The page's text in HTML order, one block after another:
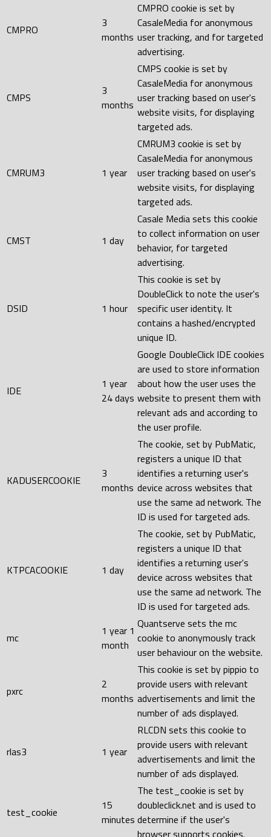
CMPRO
3
months
CMPRO cookie is set by
CasaleMedia for anonymous
user tracking, and for targeted
advertising.
CMPS
3
months
CMPS cookie is set by
CasaleMedia for anonymous
user tracking based on user's
website visits, for displaying
targeted ads.
CMRUM3 1 year
CMRUM3 cookie is set by
CasaleMedia for anonymous
user tracking based on user's
website visits, for displaying
targeted ads.
CMST 1 day
Casale Media sets this cookie
to collect information on user
behavior, for targeted
advertising.
DSID 1 hour
This cookie is set by
DoubleClick to note the user's
specific user identity. It
contains a hashed/encrypted
unique ID.
IDE
1 year
24 days
Google DoubleClick IDE cookies
are used to store information
about how the user uses the
website to present them with
relevant ads and according to
the user profile.
KADUSERCOOKIE
3
months
The cookie, set by PubMatic,
registers a unique ID that
identifies a returning user's
device across websites that
use the same ad network. The
ID is used for targeted ads.
KTPCACOOKIE 1 day
The cookie, set by PubMatic,
registers a unique ID that
identifies a returning user's
device across websites that
use the same ad network. The
ID is used for targeted ads.
mc
1 year 1
month
Quantserve sets the mc
cookie to anonymously track
user behaviour on the website.
pxrc
2
months
This cookie is set by pippio to
provide users with relevant
advertisements and limit the
number of ads displayed.
rlas3 1 year
RLCDN sets this cookie to
provide users with relevant
advertisements and limit the
number of ads displayed.
test_cookie
15
minutes
The test_cookie is set by
doubleclick.net and is used to
determine if the user's
browser supports cookies.